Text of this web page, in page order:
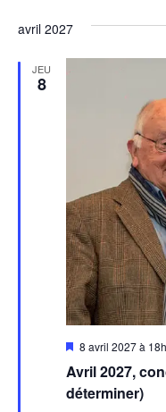
date.
avril 2027
JEU
8
Avril 2027,
déterminer)
Mis
avant
8 avril 2027 à